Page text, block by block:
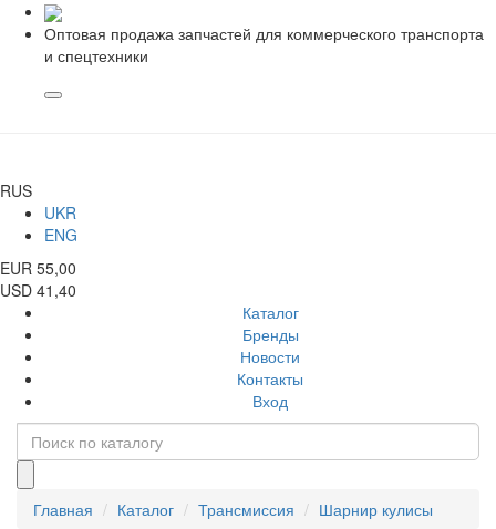
Оптовая продажа запчастей для коммерческого транспорта
и спецтехники
RUS
UKR
ENG
EUR 55,00
USD 41,40
Каталог
Бренды
Новости
Контакты
Вход
Главная Каталог Трансмиссия Шарнир кулисы